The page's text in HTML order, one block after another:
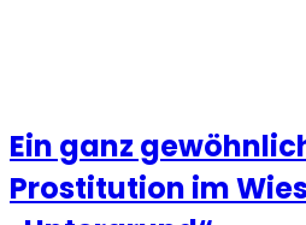
Ein ganz
Prostitution im